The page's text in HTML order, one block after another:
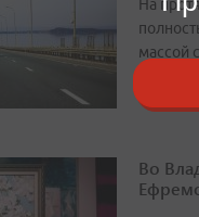
На
массой
Во